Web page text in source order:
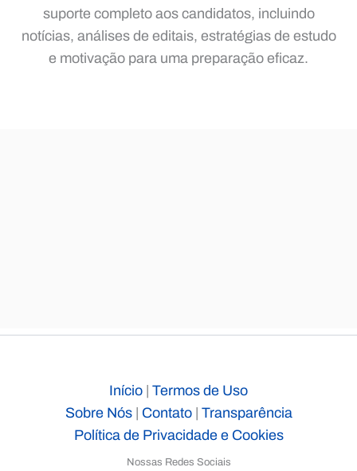
suporte completo aos candidatos, incluindo
notícias, análises de editais, estratégias de estudo
e motivação para uma preparação eficaz.
Início | Termos de Uso
Sobre Nós| Contato| Transparência
Política de Privacidade e Cookies
Nossas Redes Sociais